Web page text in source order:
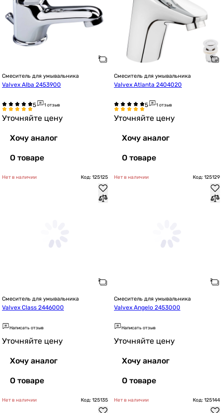
Смеситель для умывальника
Valvex Alba 2453900
1 отзыв
Уточняйте цену
Хочу аналог
О товаре
Смеситель для умывальника
Valvex Atlanta 2404020
1 отзыв
Уточняйте цену
Хочу аналог
О товаре
Нет в наличии Код: 125125
Смеситель для умывальника
Valvex Class 2446000
Написать отзыв
Уточняйте цену
Хочу аналог
О товаре
Нет в наличии Код: 125129
Смеситель для умывальника
Valvex Angelo 2453000
Написать отзыв
Уточняйте цену
Хочу аналог
О товаре
Нет в наличии Код: 125135 Нет в наличии Код: 125144